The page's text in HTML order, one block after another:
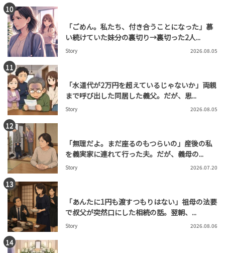
「ごめん。私たち、付き合うことになった」慕
い続けていた妹分の裏切り→裏切った2人...
Story 2026.08.05
「水道代が2万円を超えているじゃないか」両親
まで呼び出した同居した義父。だが、思...
Story 2026.08.05
「無理だよ。まだ座るのもつらいの」産後の私
を義実家に連れて行った夫。だが、義母の...
Story 2026.07.20
「あんたに1円も渡すつもりはない」祖母の法要
で叔父が突然口にした相続の話。翌朝、...
Story 2026.08.06